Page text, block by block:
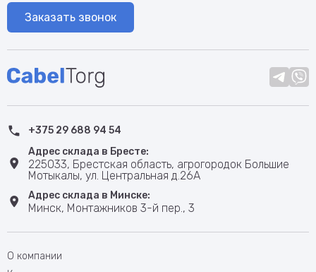
Заказать звонок
+375 29 688 94 54
Адрес склада в Бресте:
225033, Брестская область, агрогородок Большие
Мотыкалы, ул. Центральная д.26А
Адрес склада в Минске:
Минск, Монтажников 3-й пер., 3
О компании